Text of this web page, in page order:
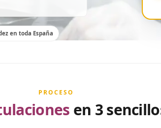
en toda España
PROCESO
en 3